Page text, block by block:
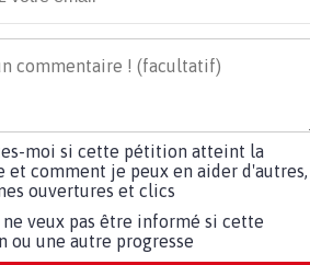
moi si cette pétition atteint la
et comment je peux en aider d'autres,
ouvertures et clics
ne veux pas être informé si cette
ou une autre progresse